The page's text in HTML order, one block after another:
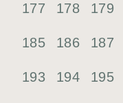
177 178 179
185 186 187
193 194 195